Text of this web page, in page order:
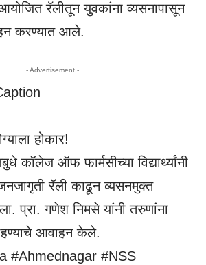
रॅलीतून युवकांना व्यसनापासून
करण्यात आले.
- Advertisement -
होकार!
कॉलेज ऑफ फार्मसीच्या विद्यार्थ्यांनी
रॅली काढून व्यसनमुक्त
प्रा. गणेश निमसे यांनी तरुणांना
आवाहन केले.
#Ahmednagar #NSS